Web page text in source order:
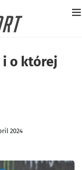
i o której
2024